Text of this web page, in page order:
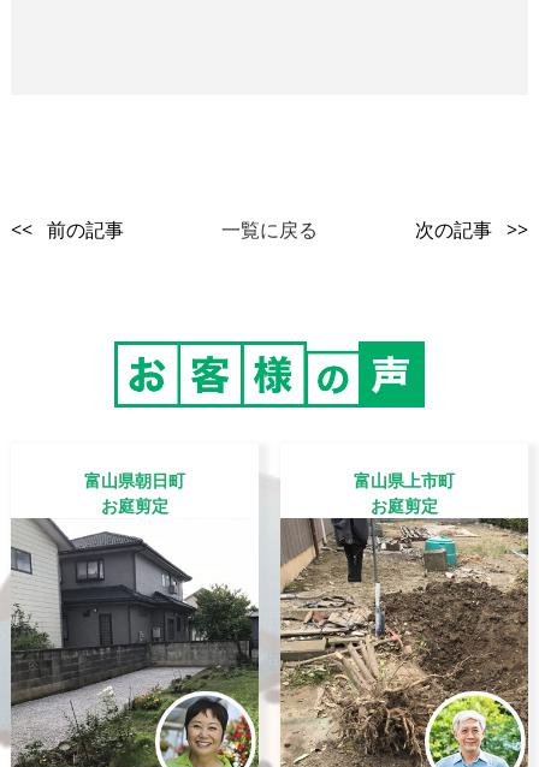
<< 前の記事 一覧に戻る 次の記事 >>
富山県朝日町
お庭剪定
富山県上市町
お庭剪定